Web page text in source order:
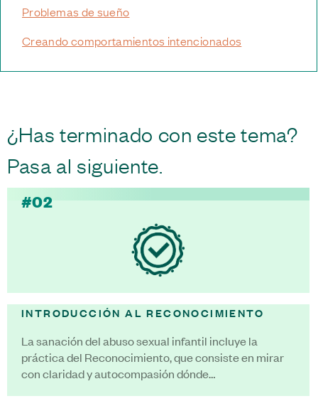
Problemas de sueño
Creando comportamientos intencionados
¿Has terminado con este tema?
Pasa al siguiente.
#02
INTRODUCCIÓN AL RECONOCIMIENTO
La sanación del abuso sexual infantil incluye la
práctica del Reconocimiento, que consiste en mirar
con claridad y autocompasión dónde…